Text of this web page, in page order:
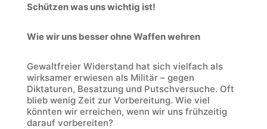
Schützen was uns wichtig ist!
Wie wir uns besser ohne Waffen wehren
Gewaltfreier Widerstand hat sich vielfach als
wirksamer erwiesen als Militär – gegen
Diktaturen, Besatzung und Putschversuche. Oft
blieb wenig Zeit zur Vorbereitung. Wie viel
könnten wir erreichen, wenn wir uns frühzeitig
darauf vorbereiten?